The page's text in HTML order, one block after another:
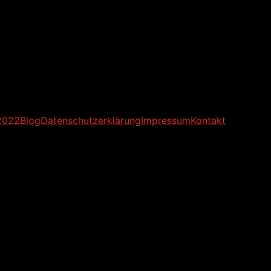
BlogDatenschutzerklärungImpressumKontakt